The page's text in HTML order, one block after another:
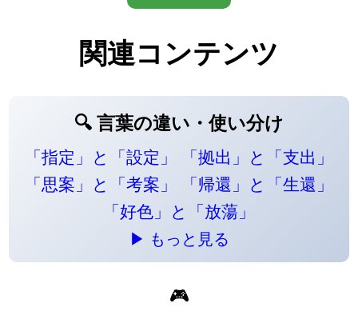
関連コンテンツ
🔍 言葉の違い・使い分け
「指定」と「設定」
「拠出」と「支出」
「思案」と「考案」
「帰還」と「生還」
「好色」と「放蕩」
▶ もっと見る
🎮